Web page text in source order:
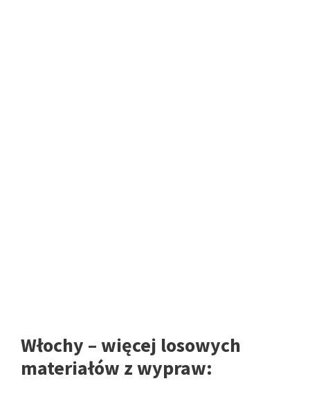
Włochy – więcej losowych
materiałów z wypraw: